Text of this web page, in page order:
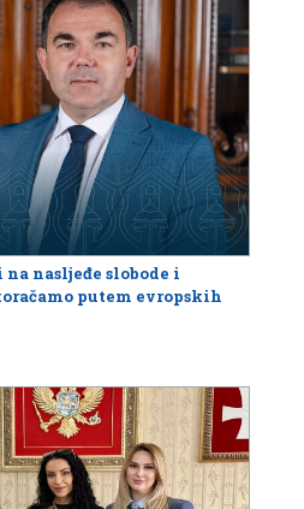
nasljeđe slobode i
putem evropskih